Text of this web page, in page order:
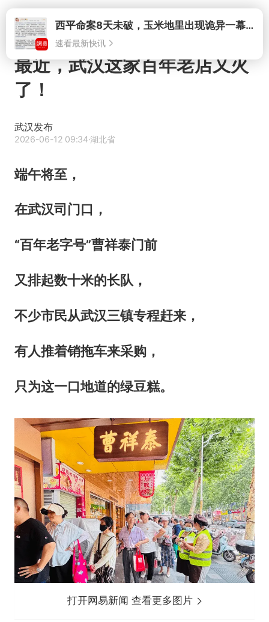
打开
最近，武汉这家百年老店又火
了！
武汉发布
2026-06-12 09:34·湖北省
端午将至，
在武汉司门口，
“百年老字号”曹祥泰门前
又排起数十米的长队，
不少市民从武汉三镇专程赶来，
有人推着销拖车来采购，
只为这一口地道的绿豆糕。
打开网易新闻 查看更多图片